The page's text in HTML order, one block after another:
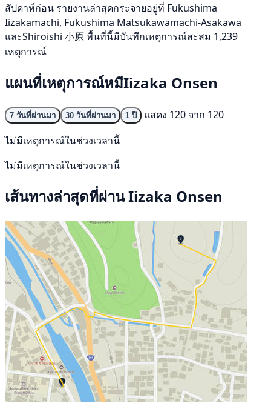
สัปดาห์ก่อน รายงานล่าสุดกระจายอยู่ที่ Fukushima
Iizakamachi, Fukushima Matsukawamachi-Asakawa
และShiroishi 小原 พื้นที่นี้มีบันทึกเหตุการณ์สะสม 1,239
เหตุการณ์
แผนที่เหตุการณ์หมีIizaka Onsen
7 วันที่ผ่านมา 30 วันที่ผ่านมา 1 ปี
แสดง 120 จาก 120
ไม่มีเหตุการณ์ในช่วงเวลานี้
ไม่มีเหตุการณ์ในช่วงเวลานี้
เส้นทางล่าสุดที่ผ่าน Iizaka Onsen